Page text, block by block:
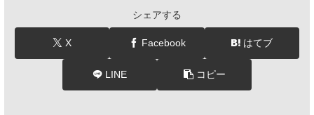
シェアする
X Facebook はてブ
LINE コピー